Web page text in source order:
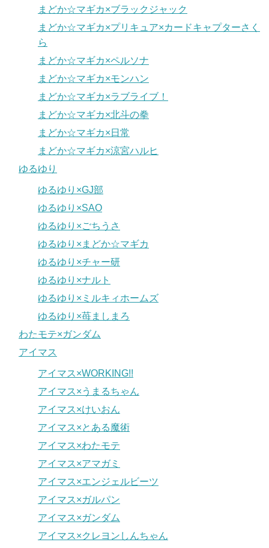
まどか☆マギカ×ブラックジャック
まどか☆マギカ×プリキュア×カードキャプターさく
ら
まどか☆マギカ×ペルソナ
まどか☆マギカ×モンハン
まどか☆マギカ×ラブライブ！
まどか☆マギカ×北斗の拳
まどか☆マギカ×日常
まどか☆マギカ×涼宮ハルヒ
ゆるゆり
ゆるゆり×GJ部
ゆるゆり×SAO
ゆるゆり×ごちうさ
ゆるゆり×まどか☆マギカ
ゆるゆり×チャー研
ゆるゆり×ナルト
ゆるゆり×ミルキィホームズ
ゆるゆり×苺ましまろ
わたモテ×ガンダム
アイマス
アイマス×WORKING!!
アイマス×うまるちゃん
アイマス×けいおん
アイマス×とある魔術
アイマス×わたモテ
アイマス×アマガミ
アイマス×エンジェルビーツ
アイマス×ガルパン
アイマス×ガンダム
アイマス×クレヨンしんちゃん